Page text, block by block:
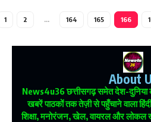
1 2 … 164 165 166
About
News4u36छत्तीसगढ़ समेत देश-दुनिया
खबरें पाठकों तक तेज़ी से पहुँचाने वाला
शिक्षा, मनोरंजन, खेल, वायरल और लोकल